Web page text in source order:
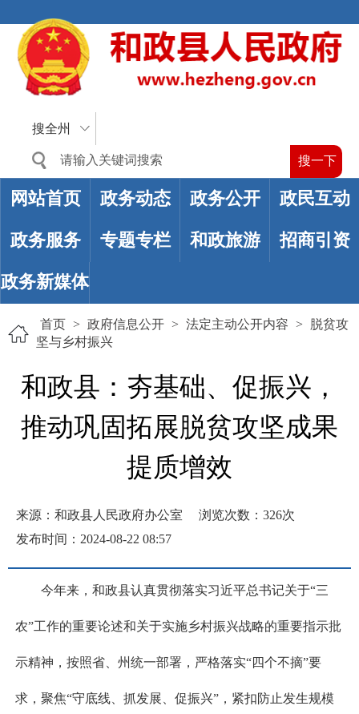
搜全州
网站首页 政务动态 政务公开 政民互动
政务服务 专题专栏 和政旅游 招商引资
政务新媒体
首页 > 政府信息公开 > 法定主动公开内容 >
脱贫攻
坚与乡村振兴
和政县：夯基础、促振兴，
推动巩固拓展脱贫攻坚成果
提质增效
来源：和政县人民政府办公室 浏览次数： 326次
发布时间：2024-08-22 08:57
今年来，和政县认真贯彻落实习近平总书记关于“三
农”工作的重要论述和关于实施乡村振兴战略的重要指示批
示精神，按照省、州统一部署，严格落实“四个不摘”要
求，聚焦“守底线、抓发展、促振兴”，紧扣防止发生规模